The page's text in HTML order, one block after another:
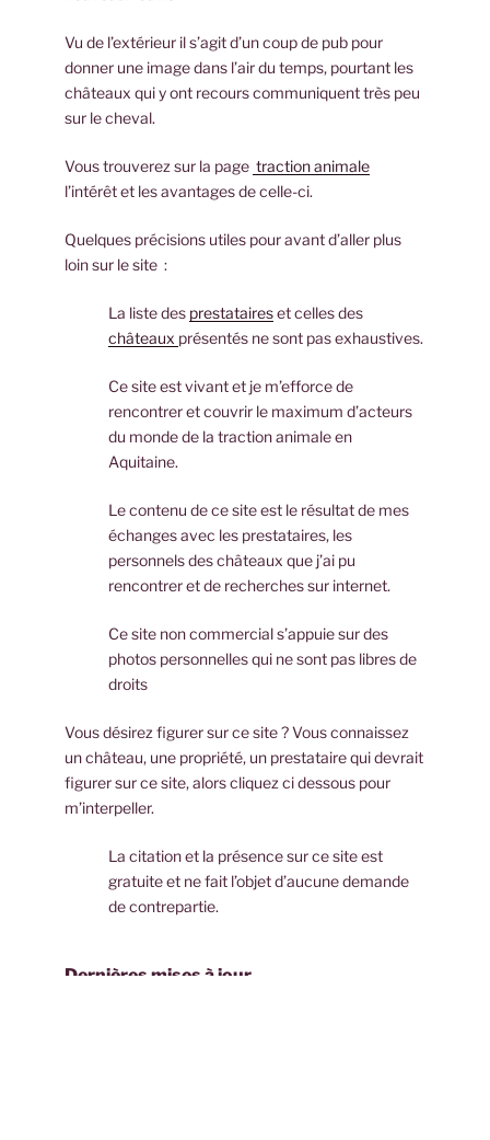
Vu de l’extérieur il s’agit d’un coup de pub pour
donner une image dans l’air du temps, pourtant les
châteaux qui y ont recours communiquent très peu
sur le cheval.
Vous trouverez sur la page traction animale
l’intérêt et les avantages de celle-ci.
Quelques précisions utiles pour avant d’aller plus
loin sur le site :
La liste des prestataireset celles des
châteaux présentés ne sont pas exhaustives.
Ce site est vivant et je m’efforce de
rencontrer et couvrir le maximum d’acteurs
du monde de la traction animale en
Aquitaine.
Le contenu de ce site est le résultat de mes
échanges avec les prestataires, les
personnels des châteaux que j’ai pu
rencontrer et de recherches sur internet.
Ce site non commercial s’appuie sur des
photos personnelles qui ne sont pas libres de
droits
Vous désirez figurer sur ce site ?Vous connaissez
un château, une propriété, un prestataire qui devrait
figurer sur ce site, alors cliquez ci dessous pour
m’interpeller.
La citation et la présence sur ce site est
gratuite et ne fait l’objet d’aucune demande
de contrepartie.
Dernières mises à jour